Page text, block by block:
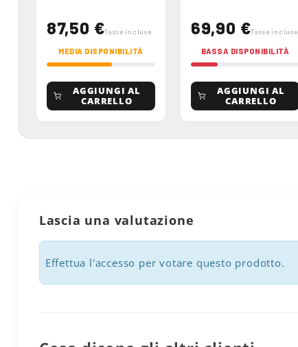
87,50 €Tasse incluse
MEDIA DISPONIBILITÀ
AGGIUNGI AL
CARRELLO
69,90 €Tasse incluse
BASSA DISPONIBILITÀ
AGGIUNGI AL
CARRELLO
Lascia una valutazione
Effettua l'accesso per votare questo prodotto.